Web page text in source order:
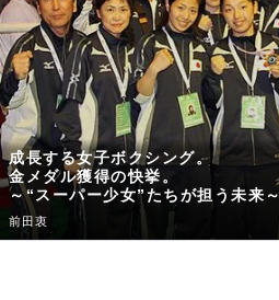
成長する女子ボクシング。
金メダル獲得の快挙。
～“スーパー少女”たちが担う未来～
前田衷